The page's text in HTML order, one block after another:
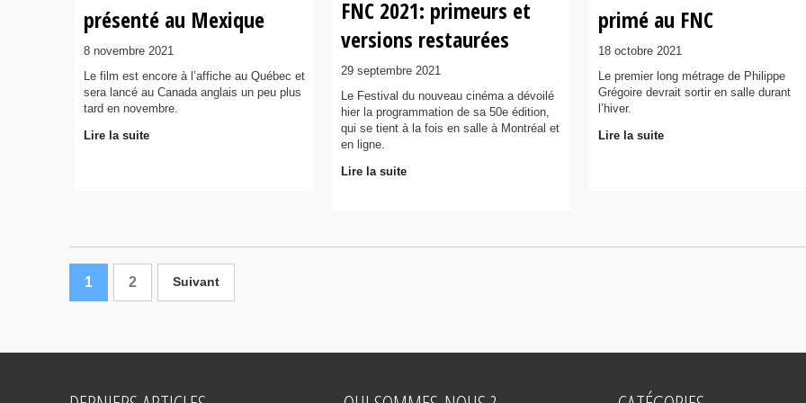
présenté au Mexique
8 novembre 2021
Le film est encore à l’affiche au Québec et
sera lancé au Canada anglais un peu plus
tard en novembre.
Lire la suite
primé au FNC
18 octobre 2021
Le premier long métrage de Philippe
Grégoire devrait sortir en salle durant
l’hiver.
Lire la suite
FNC 2021: primeurs et
versions restaurées
29 septembre 2021
Le Festival du nouveau cinéma a dévoilé
hier la programmation de sa 50e édition,
qui se tient à la fois en salle à Montréal et
en ligne.
Lire la suite
1 2 Suivant